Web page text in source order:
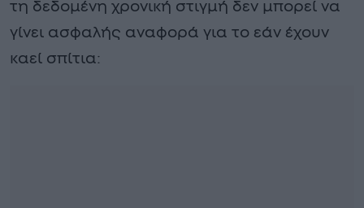
τη δεδομένη χρονική στιγμή δεν μπορεί να
γίνει ασφαλής αναφορά για το εάν έχουν
καεί σπίτια: